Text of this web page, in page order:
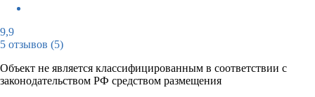
9,9
5 отзывов (5)
Объект не является классифицированным в соответствии с
законодательством РФ средством размещения